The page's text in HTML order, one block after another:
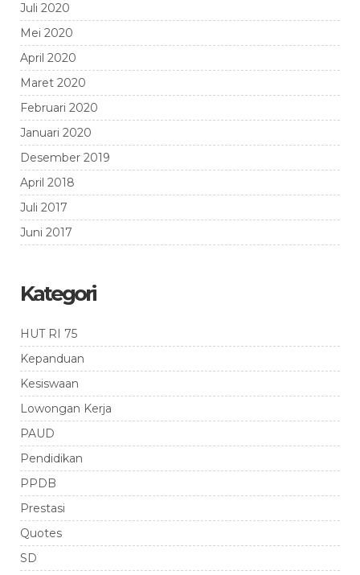
Juli 2020
Mei 2020
April 2020
Maret 2020
Februari 2020
Januari 2020
Desember 2019
April 2018
Juli 2017
Juni 2017
Kategori
HUT RI 75
Kepanduan
Kesiswaan
Lowongan Kerja
PAUD
Pendidikan
PPDB
Prestasi
Quotes
SD